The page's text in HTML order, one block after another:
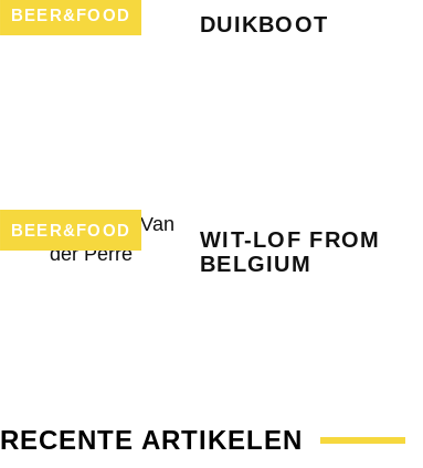
BEER&FOOD DUIKBOOT
BEER&FOOD
WIT-LOF FROM
BELGIUM
RECENTE ARTIKELEN